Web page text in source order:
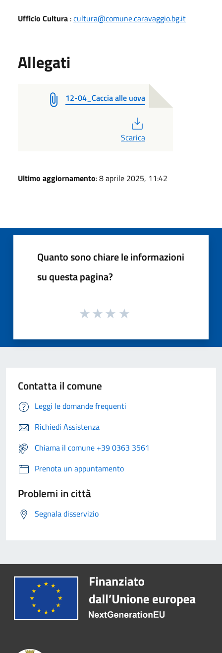
Ufficio Cultura :cultura@comune.caravaggio.bg.it
Allegati
12-04_Caccia alle uova
Scarica
Ultimo aggiornamento: 8 aprile 2025, 11:42
Quanto sono chiare le informazioni
su questa pagina?
Contatta il comune
Leggi le domande frequenti
Richiedi Assistenza
Chiama il comune +39 0363 3561
Prenota un appuntamento
Problemi in città
Segnala disservizio